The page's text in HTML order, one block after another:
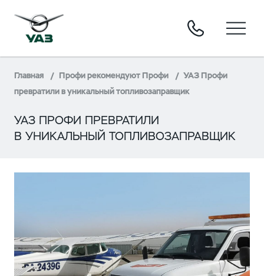
Главная Профи рекомендуют Профи
УАЗ Профи
превратили в уникальный топливозаправщик
УАЗ ПРОФИ ПРЕВРАТИЛИ
В УНИКАЛЬНЫЙ ТОПЛИВОЗАПРАВЩИК